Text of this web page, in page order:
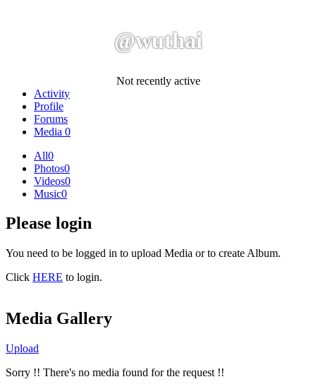
@wuthai
Not recently active
Activity
Profile
Forums
Media 0
All0
Photos0
Videos0
Music0
Please login
You need to be logged in to upload Media or to create Album.
Click HERE to login.
Media Gallery
Upload
Sorry !! There's no media found for the request !!